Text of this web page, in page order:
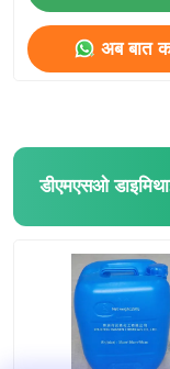
अब बात
डीएमएसओ